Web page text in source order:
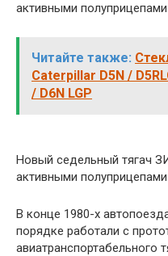
активными полуприцепами
Читайте также:
Caterpillar D5N /
/ D6N LGP
Новый седельный тягач
активными полуприцепами
В конце 1980-х
порядке работали с
авиатранспортабельного